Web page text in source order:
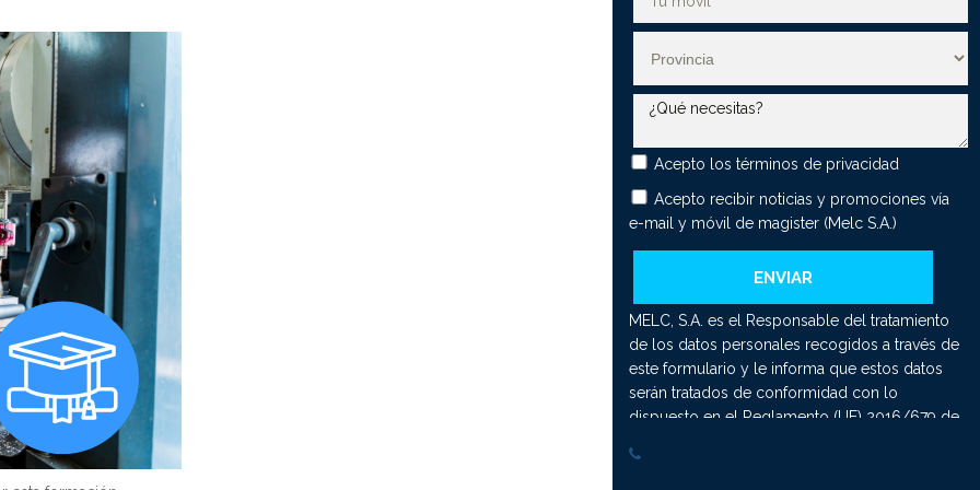
en Procesos Educativos de Enseñanza y
en Educación Secundaria (UCJC)
en Tecnología Digital Aplicada a la Práctica
en Competencias Docentes Avanzadas
- INNOVACIÓN - CREATIVIDAD - COACHING)
en Formación de Profesores de Español como
en Psicopedagogía
en Atención a la Diversidad Educativa y
Educativas Especiales
en Dirección y Transformación Digital de
en Problemas de Conducta en Centros
Máster Universitario en Tecnología Digital Aplicada a la Enseñanza
Máster Universitario en Educación Bilingüe (UNAM)
Máster Universitario en Orientación e Intervención Psicopedagógica
Master Universitario en Investigación y Mejora del Proceso de
Enseñanza-Aprendizaje de las Matemáticas
Máster Universitario en Terapias Psicológicas de Tercera
Generación (CEIE - UCJC)
Máster Universitario en Psicología Forense Híbrido (UNAM)
Generación Presencial (UNAM)
Acepto los términos de privacidad
Acepto recibir noticias y promociones vía
e-mail y móvil de magister (Melc S.A.)
MELC, S.A. es el Responsable del tratamiento
de los datos personales recogidos a través de
este formulario y le informa que estos datos
serán tratados de conformidad con lo
dispuesto en el Reglamento (UE) 2016/679 de
facilita la siguiente información del tratamiento: